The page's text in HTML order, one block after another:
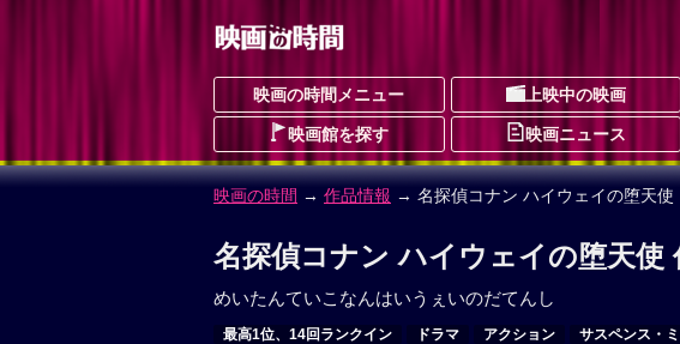
映画の時間メニュー 上映中の映画
映画館を探す 映画ニュース
映画の時間 → 作品情報 → 名探偵コナン ハイウェイの堕天使
名探偵コナン ハイウェイの堕天使
めいたんていこなんはいうぇいのだてんし
最高1位、14回ランクイン ドラマ アクション サスペンス・